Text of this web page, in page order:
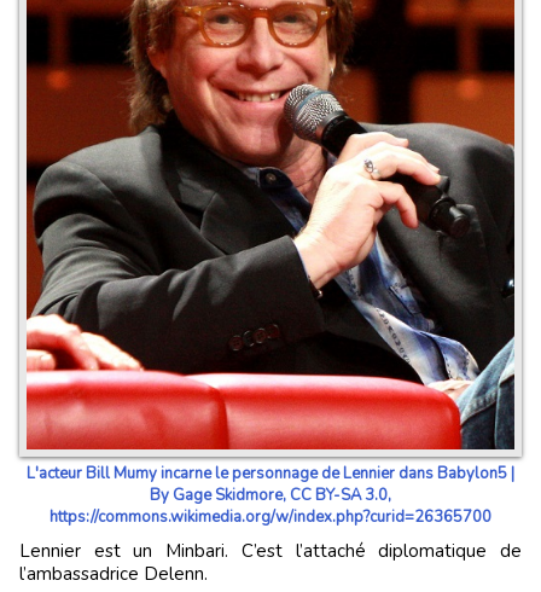
L'acteur Bill Mumy incarne le personnage de Lennier dans Babylon5 |
By Gage Skidmore, CC BY-SA 3.0,
https://commons.wikimedia.org/w/index.php?curid=26365700
Lennier est un Minbari. C’est l’attaché diplomatique de
l’ambassadrice Delenn.